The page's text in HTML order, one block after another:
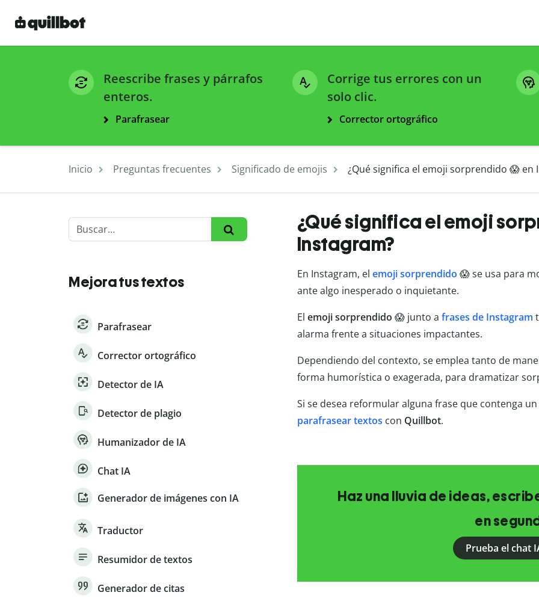
Reescribe frases y párrafos
enteros.
Parafrasear
Corrige tus errores con un
solo clic.
Corrector ortográfico
Inicio Preguntas frecuentes Significado de emojis ¿Qué significa el emoji sorprendido 😱 en
Mejora tus textos
Parafrasear
Corrector ortográfico
Detector de IA
Detector de plagio
Humanizador de IA
Chat IA
Generador de imágenes con IA
Traductor
Resumidor de textos
Generador de citas
¿Qué significa el emoji
Instagram?
En Instagram, el emoji sorprendido 😱 se usa para
ante algo inesperado o inquietante.
El emoji sorprendido 😱 junto a frases de Instagram
alarma frente a situaciones impactantes.
Dependiendo del contexto, se emplea tanto de
forma humorística o exagerada, para dramatizar
Si se desea reformular alguna frase que contenga un
parafrasear textos con Quillbot.
Haz una lluvia de ideas,
en
Prueba el chat